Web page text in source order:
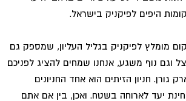
היפים לפיקניק בישראל.
מומלץ לפיקניק בגליל העליון, שמספק גם
וגם נוף משגע, אנחנו שמחים להציג לפניכם
גורן. חניון הזיתים הוא אחד החניונים
יעד לארוחה בשטח. ואכן, בין אם אתם